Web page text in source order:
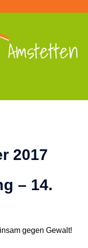
2017
– 14.
gegen Gewalt!